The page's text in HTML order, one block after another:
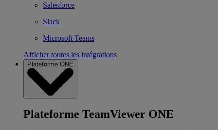
Salesforce
Slack
Microsoft Teams
Afficher toutes les intégrations
Plateforme ONE
Plateforme TeamViewer ONE